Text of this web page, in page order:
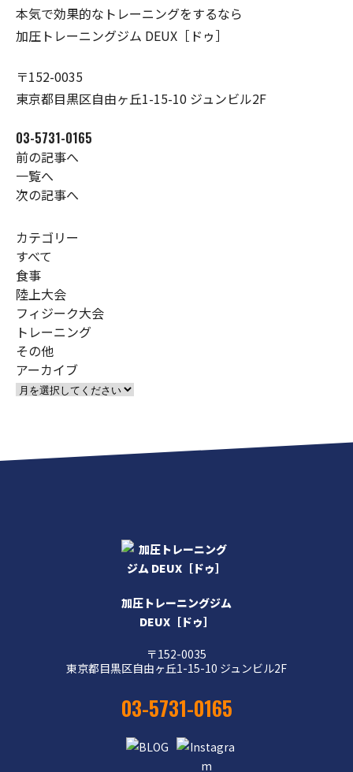
本気で効果的なトレーニングをするなら
加圧トレーニングジム DEUX［ドゥ］
〒152-0035
東京都目黒区自由ヶ丘1-15-10 ジュンビル2F
03-5731-0165
前の記事へ
一覧へ
次の記事へ
カテゴリー
すべて
食事
陸上大会
フィジーク大会
トレーニング
その他
アーカイブ
加圧トレーニングジム
DEUX［ドゥ］
〒152-0035
東京都目黒区自由ヶ丘1-15-10 ジュンビル2F
03-5731-0165